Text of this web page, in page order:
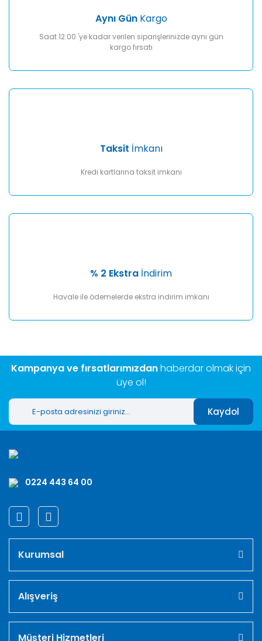
Aynı GünKargo
Saat 12:00 'ye kadar verilen siparişlerinizde aynı gün
kargo fırsatı
Taksit İmkanı
Kredi kartlarına taksit imkanı
% 2 Ekstra İndirim
Havale ile ödemelerde ekstra indirim imkanı
Kampanya ve fırsatlarımızdanhaberdar olmak için
üye ol!
Kaydol
0224 443 64 00
Kurumsal
Alışveriş
Müşteri Hizmetleri